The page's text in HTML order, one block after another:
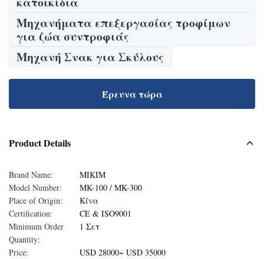
Μηχανήματα επεξεργασίας τροφίμων
για ζώα συντροφιάς
Μηχανή Σνακ για Σκύλους
Έρευνα τώρα
Product Details
Brand Name:
MIKIM
Model Number:
MK-100 / MK-300
Place of Origin:
Κίνα
Certification:
CE & ISO9001
Minimum Order
Quantity:
1 Σετ
Price:
USD 28000~ USD 35000